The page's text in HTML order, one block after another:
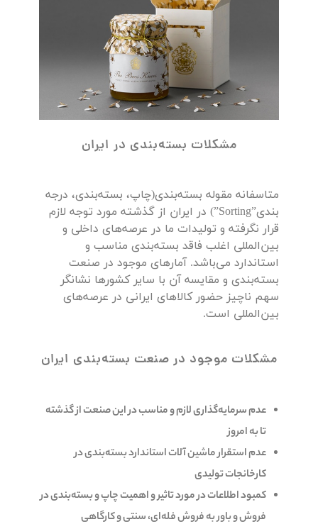
مشکلات بسته‌بندی در ایران
متاسفانه مقوله بسته‌بندی(چاپ، بسته‌بندی، درجه
بندی”Sorting”) در ایران از گذشته مورد توجه لازم
قرار نگرفته و تولیدات ما در عرصه‌های داخلی و
بین‌المللی اغلب فاقد بسته‌بندی مناسب و
استاندارد می‌باشد. آمارهای موجود در صنعت
بسته‌بندی و مقایسه آن با سایر کشورها نشانگر
سهم ناچیز حضور کالاهای ایرانی در عرصه‌های
بین‌المللی است.
مشکلات موجود در صنعت بسته‌بندی ایران
عدم سرمایه‌گذاری لازم و مناسب در این صنعت از گذشته
تا به امروز
عدم استقرار ماشین آلات استاندارد بسته‌بندی در
کارخانجات تولیدی
کمبود اطلاعات در مورد تاثیر و اهمیت چاپ و بسته‌بندی در
فروش و باور به فروش فله‌ای، سنتی و کارگاهی